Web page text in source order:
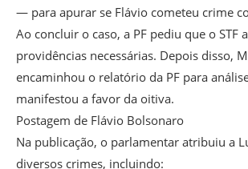
— para apurar se Flávio cometeu crime
Ao concluir o caso, a PF pediu que o STF
providências necessárias. Depois disso,
encaminhou o relatório da PF para
manifestou a favor da oitiva.
Postagem de Flávio Bolsonaro
Na publicação, o parlamentar atribuiu a
diversos crimes, incluindo: